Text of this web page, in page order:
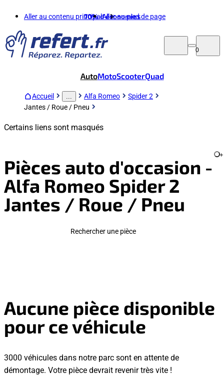
Aller au contenu principalAller au pied de page
70%d'économies
0
AutoMotoScooterQuad
Accueil Alfa Romeo
Spider 2
Jantes / Roue / Pneu
Certains liens sont masqués
Pièces auto d'occasion -
Alfa Romeo Spider 2
Jantes / Roue / Pneu
+
Rechercher une pièce
Aucune pièce disponible
pour ce véhicule
3000 véhicules dans notre parc sont en attente de
démontage. Votre pièce devrait revenir très vite !